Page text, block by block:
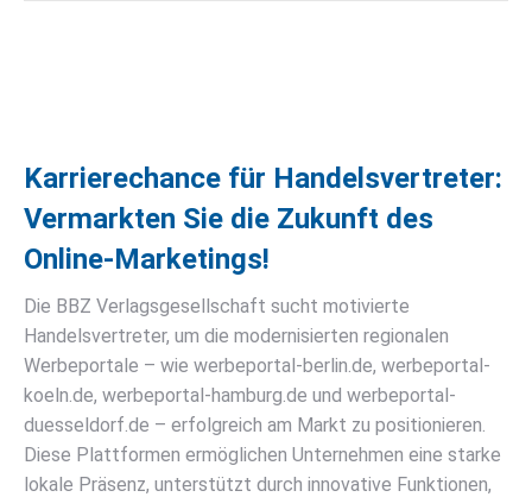
Karrierechance für Handelsvertreter:
Vermarkten Sie die Zukunft des
Online-Marketings!
Die BBZ Verlagsgesellschaft sucht motivierte
Handelsvertreter, um die modernisierten regionalen
Werbeportale – wie werbeportal-berlin.de, werbeportal-
koeln.de, werbeportal-hamburg.de und werbeportal-
duesseldorf.de – erfolgreich am Markt zu positionieren.
Diese Plattformen ermöglichen Unternehmen eine starke
lokale Präsenz, unterstützt durch innovative Funktionen,